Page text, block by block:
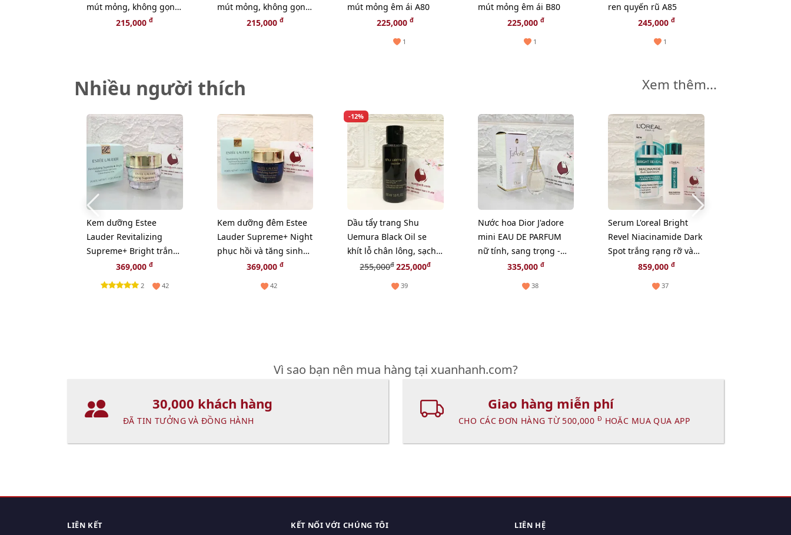
mút mỏng, không gọng,
cài sau size L
215,000đ
mút mỏng, không gọng,
cài sau size XL
215,000 đ
mút mỏng êm ái A80
225,000đ
1
mút mỏng êm ái B80
225,000đ
1
ren quyến rũ A85
245,000 đ
1
Nhiều người thích Xem thêm...
Kem dưỡng Estee
Lauder Revitalizing
Supreme+ Bright trắng
sáng da toàn diện, 15ml
369,000đ
2 42
Kem dưỡng đêm Estee
Lauder Supreme+ Night
phục hồi và tăng sinh
Collagen, 15ml (New)
369,000 đ
42
-12%
Dầu tẩy trang Shu
Uemura Black Oil se
khít lỗ chân lông, sạch
bã nhờn - 50ml
255,000đ225,000đ
39
Nước hoa Dior J'adore
mini EAU DE PARFUM
nữ tính, sang trọng -
EDP, 5ml.335,000đ
38
Serum L'oreal Bright
Revel Niacinamide Dark
Spot trắng rạng rỡ và
giảm sạm nám, 30ml
859,000 đ
37
Vì sao bạn nên mua hàng tại xuanhanh.com?
30,000 khách hàng
ĐÃ TIN TƯỞNG VÀ ĐỒNG HÀNH
Giao hàng miễn phí
CHO CÁC ĐƠN HÀNG TỪ 500,000 Đ HOẶC MUA QUA APP
LIÊN KẾT KẾT NỐI VỚI CHÚNG TÔI LIÊN HỆ